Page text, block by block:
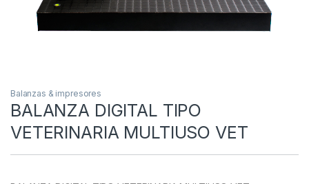
Balanzas & impresores
BALANZA DIGITAL TIPO
VETERINARIA MULTIUSO VET